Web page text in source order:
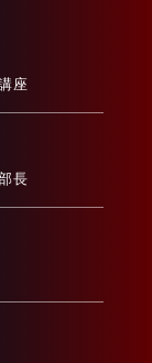
座
長